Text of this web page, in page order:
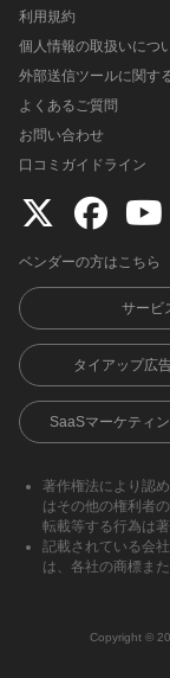
利用規約
個人情報の取扱いにつ
外部送信ツールに関す
よくあるご質問
お問い合わせ
口コミガイドライン
ベンダーの方はこちら
サービ
タイアップ広
SaaSマーケティ
著作権法により認
はその他の権利者
転載等する行為は
記載されている会
は、各社の商標ま
Copyright ©︎